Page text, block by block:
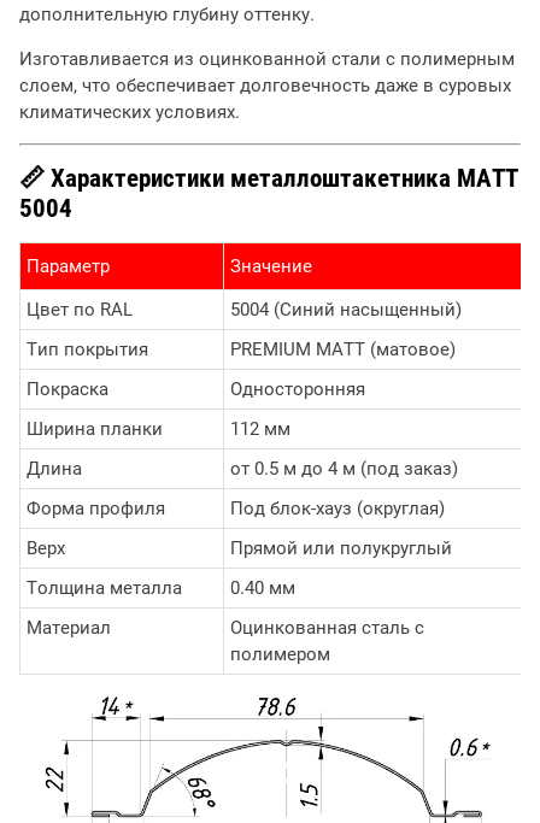
дополнительную глубину оттенку.
Изготавливается из оцинкованной стали с полимерным
слоем, что обеспечивает долговечность даже в суровых
климатических условиях.
📏 Характеристики металлоштакетника МАТТ
5004
Параметр
Значение
Цвет по RAL
5004 (Синий насыщенный)
Тип покрытия
PREMIUM MATT (матовое)
Покраска
Односторонняя
Ширина планки
112 мм
Длина
от 0.5 м до 4 м (под заказ)
Форма профиля
Под блок-хауз (округлая)
Верх
Прямой или полукруглый
Толщина металла
0.40 мм
Материал
Оцинкованная сталь с
полимером